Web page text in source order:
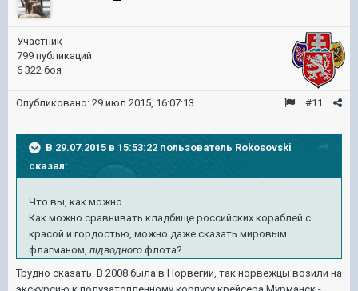
Участник
799 публикаций
6 322 боя
#11
Опубликовано: 29 июл 2015, 16:07:13
В 29.07.2015 в 15:53:22 пользователь Rokosovski
сказал:
Что вы, как можно.
Как можно сравнивать кладбище российских кораблей с
красой и гордостью, можно даже сказать мировым
флагманом, пiдводного флота?
Трудно сказать. В 2008 была в Норвегии, так норвежцы возили на